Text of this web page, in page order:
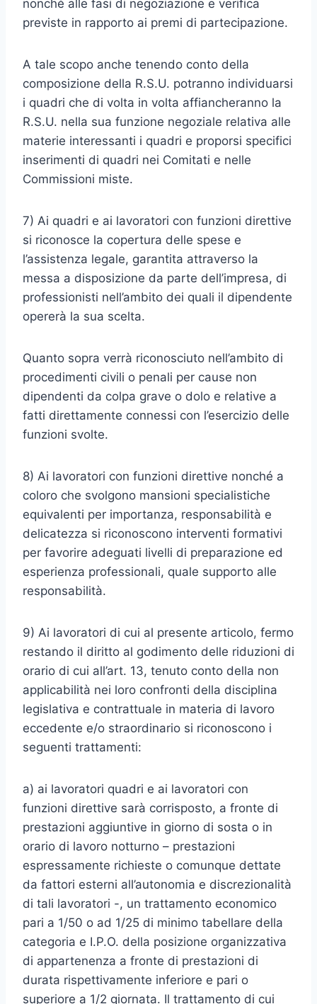
nonché alle fasi di negoziazione e verifica
previste in rapporto ai premi di partecipazione.
A tale scopo anche tenendo conto della
composizione della R.S.U. potranno individuarsi
i quadri che di volta in volta affiancheranno la
R.S.U. nella sua funzione negoziale relativa alle
materie interessanti i quadri e proporsi specifici
inserimenti di quadri nei Comitati e nelle
Commissioni miste.
7) Ai quadri e ai lavoratori con funzioni direttive
si riconosce la copertura delle spese e
l’assistenza legale, garantita attraverso la
messa a disposizione da parte dell’impresa, di
professionisti nell’ambito dei quali il dipendente
opererà la sua scelta.
Quanto sopra verrà riconosciuto nell’ambito di
procedimenti civili o penali per cause non
dipendenti da colpa grave o dolo e relative a
fatti direttamente connessi con l’esercizio delle
funzioni svolte.
8) Ai lavoratori con funzioni direttive nonché a
coloro che svolgono mansioni specialistiche
equivalenti per importanza, responsabilità e
delicatezza si riconoscono interventi formativi
per favorire adeguati livelli di preparazione ed
esperienza professionali, quale supporto alle
responsabilità.
9) Ai lavoratori di cui al presente articolo, fermo
restando il diritto al godimento delle riduzioni di
orario di cui all’art. 13, tenuto conto della non
applicabilità nei loro confronti della disciplina
legislativa e contrattuale in materia di lavoro
eccedente e/o straordinario si riconoscono i
seguenti trattamenti:
a) ai lavoratori quadri e ai lavoratori con
funzioni direttive sarà corrisposto, a fronte di
prestazioni aggiuntive in giorno di sosta o in
orario di lavoro notturno – prestazioni
espressamente richieste o comunque dettate
da fattori esterni all’autonomia e discrezionalità
di tali lavoratori -, un trattamento economico
pari a 1/50 o ad 1/25 di minimo tabellare della
categoria e I.P.O. della posizione organizzativa
di appartenenza a fronte di prestazioni di
durata rispettivamente inferiore e pari o
superiore a 1/2 giornata. Il trattamento di cui